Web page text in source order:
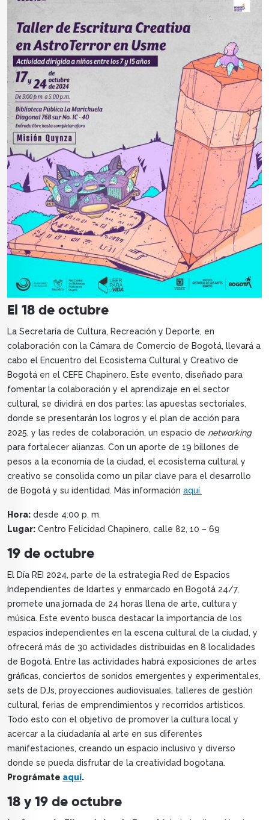
El 18 de octubre
La Secretaría de Cultura, Recreación y Deporte, en
colaboración con la Cámara de Comercio de Bogotá, llevará a
cabo el Encuentro del Ecosistema Cultural y Creativo de
Bogotá en el CEFE Chapinero. Este evento, diseñado para
fomentar la colaboración y el aprendizaje en el sector
cultural, se dividirá en dos partes: las apuestas sectoriales,
donde se presentarán los logros y el plan de acción para
2025, y las redes de colaboración, un espacio de networking
para fortalecer alianzas. Con un aporte de 19 billones de
pesos a la economía de la ciudad, el ecosistema cultural y
creativo se consolida como un pilar clave para el desarrollo
de Bogotá y su identidad. Más información aquí.
Hora: desde 4:00 p. m.
Lugar: Centro Felicidad Chapinero, calle 82, 10 – 69
19 de octubre
El Día REI 2024, parte de la estrategia Red de Espacios
Independientes de Idartes y enmarcado en Bogotá 24/7,
promete una jornada de 24 horas llena de arte, cultura y
música. Este evento busca destacar la importancia de los
espacios independientes en la escena cultural de la ciudad, y
ofrecerá más de 30 actividades distribuidas en 8 localidades
de Bogotá. Entre las actividades habrá exposiciones de artes
gráficas, conciertos de sonidos emergentes y experimentales,
sets de DJs, proyecciones audiovisuales, talleres de gestión
cultural, ferias de emprendimientos y recorridos artísticos.
Todo esto con el objetivo de promover la cultura local y
acercar a la ciudadanía al arte en sus diferentes
manifestaciones, creando un espacio inclusivo y diverso
donde se pueda disfrutar de la creatividad bogotana.
Prográmate aquí.
18 y 19 de octubre